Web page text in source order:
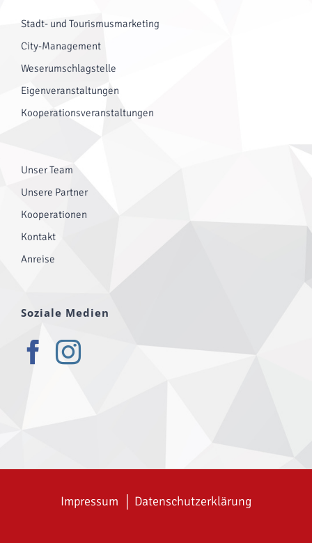
Stadt- und Tourismusmarketing
City-Management
Weserumschlagstelle
Eigenveranstaltungen
Kooperationsveranstaltungen
Unser Team
Unsere Partner
Kooperationen
Kontakt
Anreise
Soziale Medien
Impressum Datenschutzerklärung